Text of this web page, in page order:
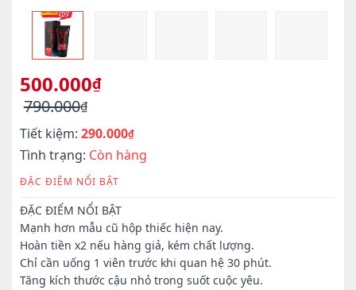
790.000₫
gốc
là:
790.000₫.
500.000₫
hiện
tại
là:
500.000₫.
Tiết kiệm: 290.000₫
Tình trạng: Còn hàng
ĐẶC ĐIỆM NỔI BẬT
ĐẶC ĐIỂM NỔI BẬT
Mạnh hơn mẫu cũ hộp thiếc hiện nay.
Hoàn tiền x2 nếu hàng giả, kém chất lượng.
Chỉ cần uống 1 viên trước khi quan hệ 30 phút.
Tăng kích thước cậu nhỏ trong suốt cuộc yêu.